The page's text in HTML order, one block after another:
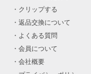
クリップする
返品交換について
よくある質問
会員について
会社概要